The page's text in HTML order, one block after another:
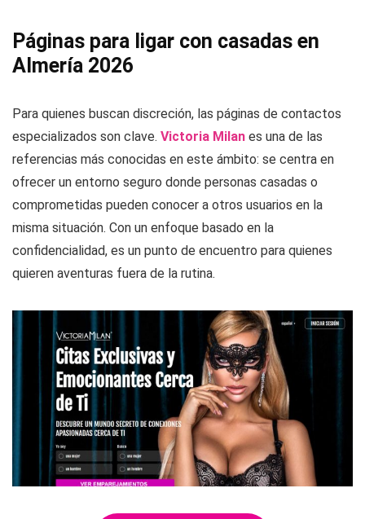
Páginas para ligar con casadas en
Almería 2026
Para quienes buscan discreción, las páginas de contactos
especializados son clave. Victoria Milan es una de las
referencias más conocidas en este ámbito: se centra en
ofrecer un entorno seguro donde personas casadas o
comprometidas pueden conocer a otros usuarios en la
misma situación. Con un enfoque basado en la
confidencialidad, es un punto de encuentro para quienes
quieren aventuras fuera de la rutina.